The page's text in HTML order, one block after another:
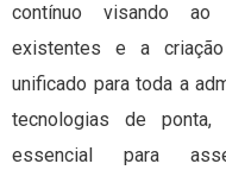
contínuo visando ao
existentes e a
unificado para toda a
tecnologias de
essencial para